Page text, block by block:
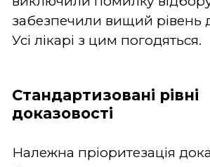
забезпечили вищий рівень
Усі лікарі з цим погодяться.
Стандартизовані рівні
доказовості
Належна пріоритезація